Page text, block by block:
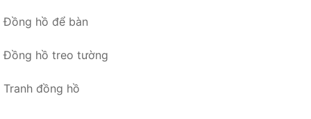
Đồng hồ để bàn
Đồng hồ treo tường
Tranh đồng hồ